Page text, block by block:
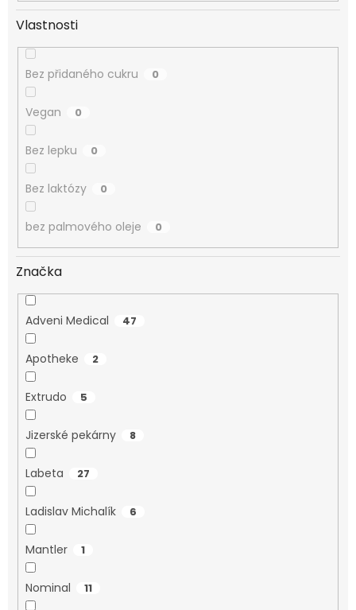
Vlastnosti
Bez přidaného cukru 0
Vegan 0
Bez lepku 0
Bez laktózy 0
bez palmového oleje 0
Značka
Adveni Medical 47
Apotheke 2
Extrudo 5
Jizerské pekárny 8
Labeta 27
Ladislav Michalík 6
Mantler 1
Nominal 11